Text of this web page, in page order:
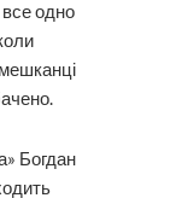
все одно
Богдан